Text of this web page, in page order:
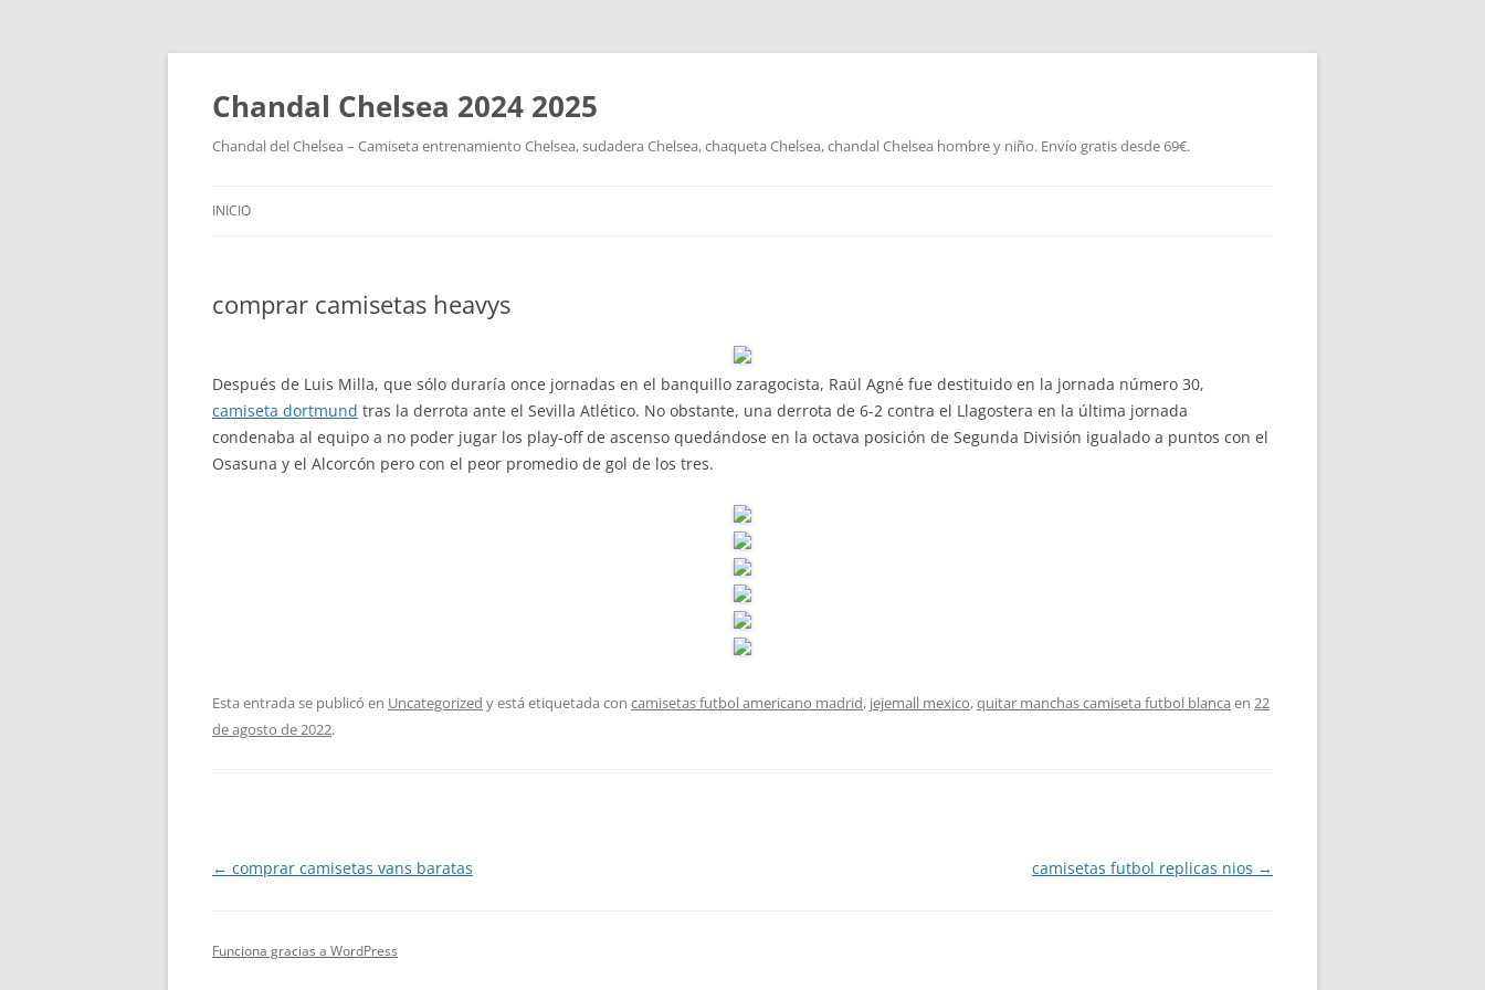
Chandal Chelsea 2024 2025
Chandal del Chelsea – Camiseta entrenamiento Chelsea, sudadera Chelsea, chaqueta Chelsea, chandal Chelsea hombre y niño. Envío gratis desde 69€.
INICIO
comprar camisetas heavys
Después de Luis Milla, que sólo duraría once jornadas en el banquillo zaragocista, Raül Agné fue destituido en la jornada número 30,
camiseta dortmund tras la derrota ante el Sevilla Atlético. No obstante, una derrota de 6-2 contra el Llagostera en la última jornada
condenaba al equipo a no poder jugar los play-off de ascenso quedándose en la octava posición de Segunda División igualado a puntos con el
Osasuna y el Alcorcón pero con el peor promedio de gol de los tres.
Esta entrada se publicó en Uncategorized y está etiquetada con camisetas futbol americano madrid, jejemall mexico,quitar manchas camiseta futbol blanca en 22
de agosto de 2022.
Navegación
← comprar camisetas vans baratas camisetas futbol replicas nios →
Funciona gracias a WordPress